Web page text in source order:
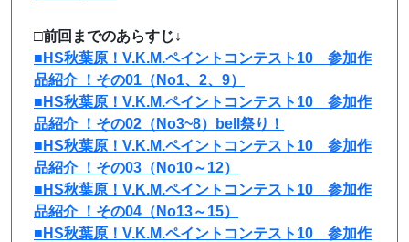
□前回までのあらすじ↓
■HS秋葉原！V.K.M.ペイントコンテスト10 参加作
品紹介 ！その01（No1、2、9）
■HS秋葉原！V.K.M.ペイントコンテスト10 参加作
品紹介 ！その02（No3~8）bell祭り！
■HS秋葉原！V.K.M.ペイントコンテスト10 参加作
品紹介 ！その03（No10～12）
■HS秋葉原！V.K.M.ペイントコンテスト10 参加作
品紹介 ！その04（No13～15）
■HS秋葉原！V.K.M.ペイントコンテスト10 参加作